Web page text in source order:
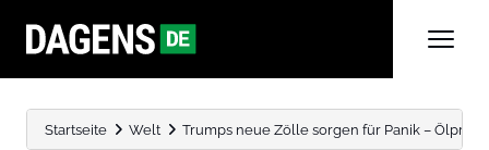
Startseite Welt Trumps neue Zölle sorgen für Panik –